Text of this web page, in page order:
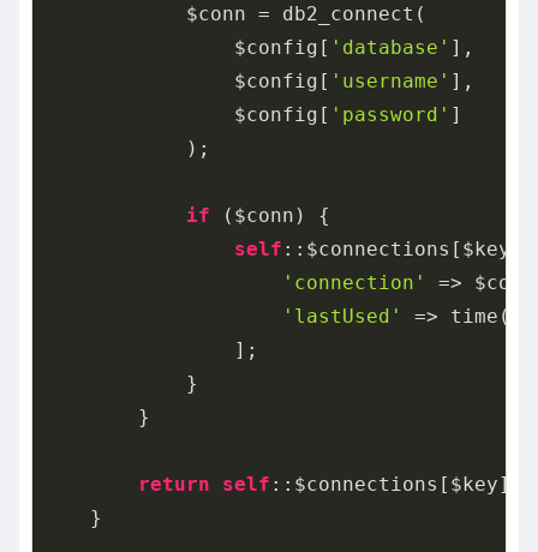
            $conn = db2_connect(
                $config[
'database' ],
                $config[
'username' ],
                $config[
'password' ]
            );
if ($conn) {
self ::$connections[$key]
'connection'
=>
'lastUsed'
=> time()
                ];
            }
        }
return self ::$connections[$key][
    }